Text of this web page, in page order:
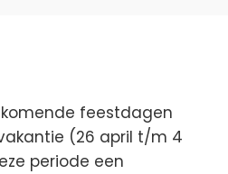
feestdagen
(26 april t/m 4
periode een